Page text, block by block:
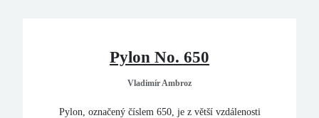
Pylon No. 650
Vladimír Ambroz
Pylon, označený číslem 650, je z větší vzdálenosti